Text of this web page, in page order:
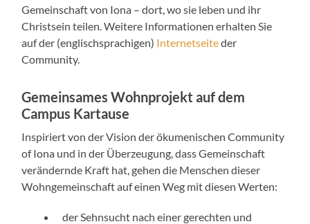
Gemeinschaft von Iona – dort, wo sie leben und ihr
Christsein teilen. Weitere Informationen erhalten Sie
auf der (englischsprachigen) Internetseiteder
Community.
Gemeinsames Wohnprojekt auf dem
Campus Kartause
Inspiriert von der Vision der ökumenischen Community
of Iona und in der Überzeugung, dass Gemeinschaft
verändernde Kraft hat, gehen die Menschen dieser
Wohngemeinschaft auf einen Weg mit diesen Werten:
der Sehnsucht nach einer gerechten und